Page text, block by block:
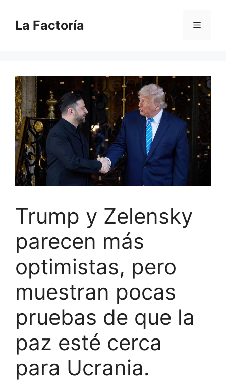
contenido
La Factoría Menú
Trump y Zelensky
parecen más
optimistas, pero
muestran pocas
pruebas de que la
paz esté cerca
para Ucrania.